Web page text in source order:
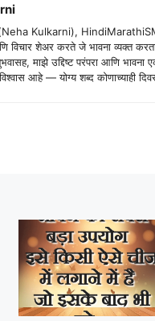
(Neha Kulkarni),
विचार शेअर करते जे भावना व्यक्त
माझे उद्दिष्ट परंपरा आणि
विश्वास आहे — योग्य शब्द कोणाच्याही